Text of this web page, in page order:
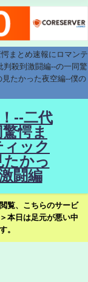
まとめ速報にロマンテ
判殺到激闘編--の一同驚
たかった夜空編--僕の
--二代
愕ま
ック
たかっ
闘編
覧、こちらのサービ
本日は足元が悪い中
。